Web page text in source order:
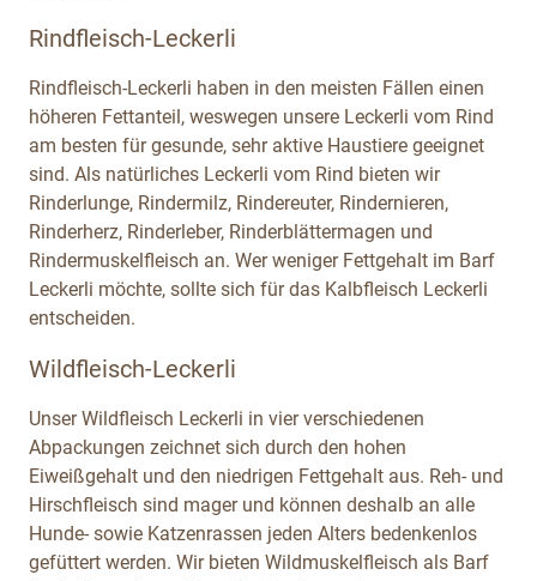
Rindfleisch-Leckerli
Rindfleisch-Leckerli haben in den meisten Fällen einen
höheren Fettanteil, weswegen unsere Leckerli vom Rind
am besten für gesunde, sehr aktive Haustiere geeignet
sind. Als natürliches Leckerli vom Rind bieten wir
Rinderlunge, Rindermilz, Rindereuter, Rindernieren,
Rinderherz, Rinderleber, Rinderblättermagen und
Rindermuskelfleisch an. Wer weniger Fettgehalt im Barf
Leckerli möchte, sollte sich für das Kalbfleisch Leckerli
entscheiden.
Wildfleisch-Leckerli
Unser Wildfleisch Leckerli in vier verschiedenen
Abpackungen zeichnet sich durch den hohen
Eiweißgehalt und den niedrigen Fettgehalt aus. Reh- und
Hirschfleisch sind mager und können deshalb an alle
Hunde- sowie Katzenrassen jeden Alters bedenkenlos
gefüttert werden. Wir bieten Wildmuskelfleisch als Barf